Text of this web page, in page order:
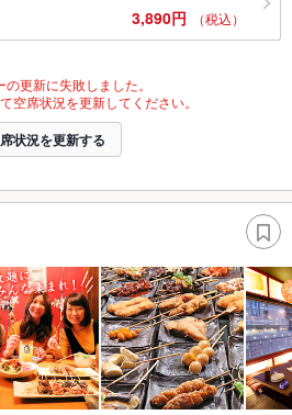
3,890円 （税込）
の更新に失敗しました。
空席状況を更新してください。
状況を更新する